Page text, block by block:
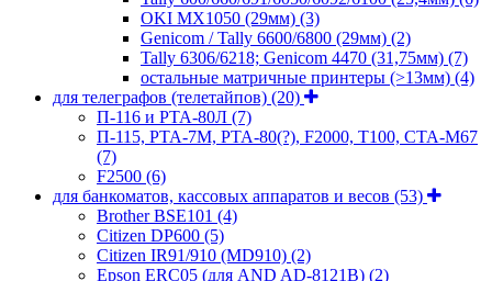
OKI MX1050 (29мм) (3)
Genicom / Tally 6600/6800 (29мм) (2)
Tally 6306/6218; Genicom 4470 (31,75мм) (7)
остальные матричные принтеры (>13мм) (4)
для телеграфов (телетайпов) (20)
П-116 и РТА-80Л (7)
П-115, РТА-7М, РТА-80(?), F2000, T100, СТА-М67
(7)
F2500 (6)
для банкоматов, кассовых аппаратов и весов (53)
Brother BSE101 (4)
Citizen DP600 (5)
Citizen IR91/910 (MD910) (2)
Epson ERC05 (для AND AD-8121B) (2)